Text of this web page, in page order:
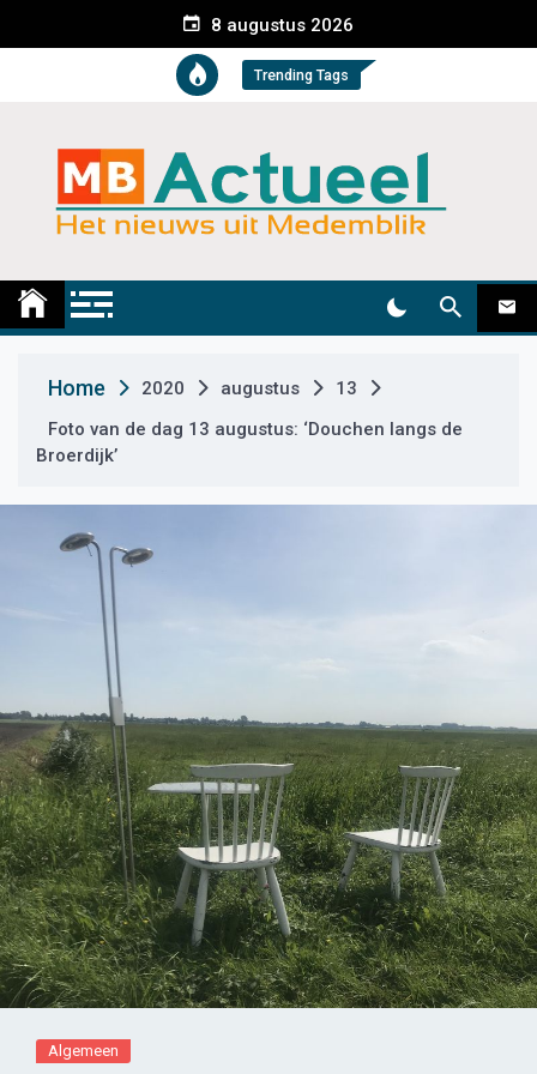
e
t
8 augustus 2026
Trending Tags
Medemblik Actueel
Home 2020 augustus
13
Foto van de dag 13 augustus: ‘Douchen langs de
Broerdijk’
Algemeen